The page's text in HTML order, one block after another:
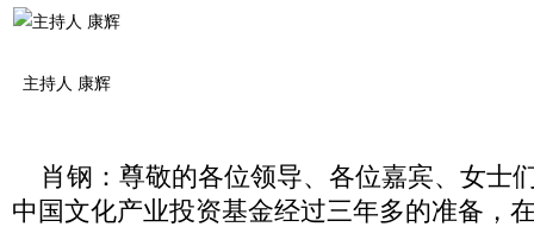
主持人 康辉
肖钢：尊敬的各位领导、各位嘉宾、女士
中国文化产业投资基金经过三年多的准备，